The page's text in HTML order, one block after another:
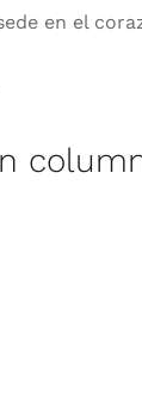
en el